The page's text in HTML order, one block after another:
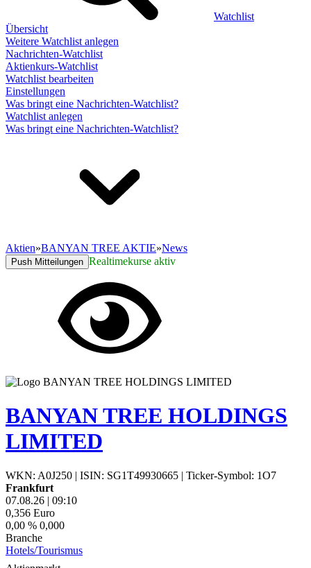
Watchlist
Übersicht
Weitere Watchlist anlegen
Nachrichten-Watchlist
Aktienkurs-Watchlist
Watchlist bearbeiten
Einstellungen
Was bringt eine Nachrichten-Watchlist?
Watchlist anlegen
Was bringt eine Nachrichten-Watchlist?
Aktien»BANYAN TREE AKTIE»News
Push Mitteilungen Realtimekurse aktiv
BANYAN TREE HOLDINGS
LIMITED
WKN: A0J250 | ISIN: SG1T49930665 | Ticker-Symbol: 1O7
Frankfurt
07.08.26 | 09:10
0,356 Euro
0,00 % 0,000
Branche
Hotels/Tourismus